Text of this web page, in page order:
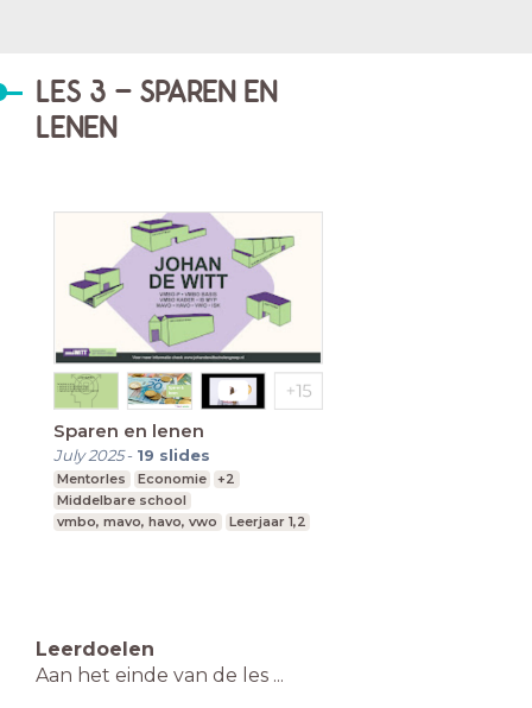
LES 3 - SPAREN EN
LENEN
Sparen en lenen
July 2025- 19 slides
Mentorles Economie
+2
Middelbare school
vmbo, mavo, havo, vwo
Leerjaar 1,2
Leerdoelen
Aan het einde van de les ...